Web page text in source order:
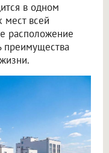
в одном
всей
расположение
преимущества